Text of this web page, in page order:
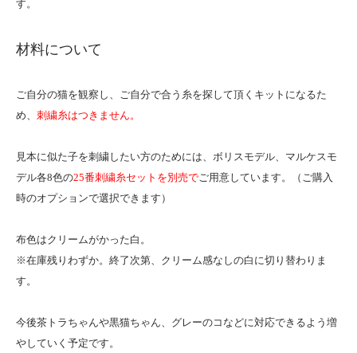
す。
材料について
ご自分の猫を観察し、ご自分で合う糸を探して頂くキットになるた
め、 刺繍糸はつきません。
見本に似た子を刺繍したい方のためには、ボリスモデル、マルケスモ
デル各8色の25番刺繍糸セットを別売でご用意しています。（ご購入
時のオプションで選択できます）
布色はクリームがかった白。
※在庫残りわずか。終了次第、クリーム感なしの白に切り替わりま
す。
今後茶トラちゃんや黒猫ちゃん、グレーのコなどに対応できるよう増
やしていく予定です。